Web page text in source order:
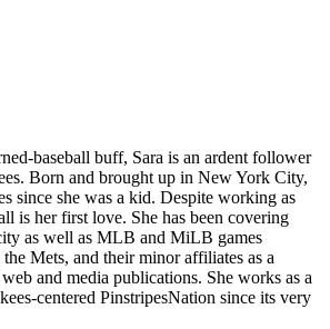
baseball buff, Sara is an ardent follower
Born and brought up in New York City,
since she was a kid. Despite working as
is her first love. She has been covering
as well as MLB and MiLB games
Mets, and their minor affiliates as a
and media publications. She works as a
centered PinstripesNation since its very